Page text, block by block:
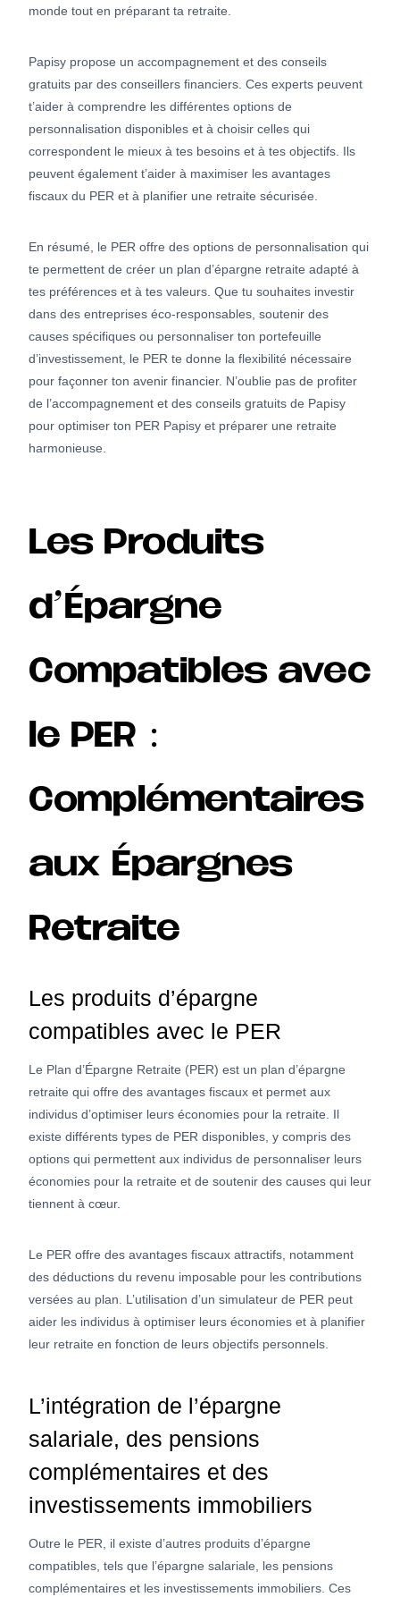
monde tout en préparant ta retraite.
Papisy propose un accompagnement et des conseils
gratuits par des conseillers financiers. Ces experts peuvent
t’aider à comprendre les différentes options de
personnalisation disponibles et à choisir celles qui
correspondent le mieux à tes besoins et à tes objectifs. Ils
peuvent également t’aider à maximiser les avantages
fiscaux du PER et à planifier une retraite sécurisée.
En résumé, le PER offre des options de personnalisation qui
te permettent de créer un plan d’épargne retraite adapté à
tes préférences et à tes valeurs. Que tu souhaites investir
dans des entreprises éco-responsables, soutenir des
causes spécifiques ou personnaliser ton portefeuille
d’investissement, le PER te donne la flexibilité nécessaire
pour façonner ton avenir financier. N’oublie pas de profiter
de l’accompagnement et des conseils gratuits de Papisy
pour optimiser ton PER Papisy et préparer une retraite
harmonieuse.
Les Produits
d’Épargne
Compatibles avec
le PER :
Complémentaires
aux Épargnes
Retraite
Les produits d’épargne
compatibles avec le PER
Le Plan d’Épargne Retraite (PER) est un plan d’épargne
retraite qui offre des avantages fiscaux et permet aux
individus d’optimiser leurs économies pour la retraite. Il
existe différents types de PER disponibles, y compris des
options qui permettent aux individus de personnaliser leurs
économies pour la retraite et de soutenir des causes qui leur
tiennent à cœur.
Le PER offre des avantages fiscaux attractifs, notamment
des déductions du revenu imposable pour les contributions
versées au plan. L’utilisation d’un simulateur de PER peut
aider les individus à optimiser leurs économies et à planifier
leur retraite en fonction de leurs objectifs personnels.
L’intégration de l’épargne
salariale, des pensions
complémentaires et des
investissements immobiliers
Outre le PER, il existe d’autres produits d’épargne
compatibles, tels que l’épargne salariale, les pensions
complémentaires et les investissements immobiliers. Ces